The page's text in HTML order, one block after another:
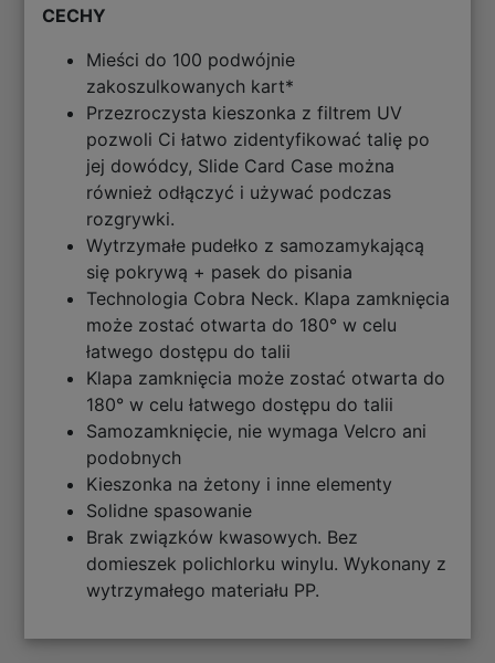
CECHY
Mieści do 100 podwójnie
zakoszulkowanych kart*
Przezroczysta kieszonka z filtrem UV
pozwoli Ci łatwo zidentyfikować talię po
jej dowódcy, Slide Card Case można
również odłączyć i używać podczas
rozgrywki.
Wytrzymałe pudełko z samozamykającą
się pokrywą + pasek do pisania
Technologia Cobra Neck. Klapa zamknięcia
może zostać otwarta do 180° w celu
łatwego dostępu do talii
Klapa zamknięcia może zostać otwarta do
180° w celu łatwego dostępu do talii
Samozamknięcie, nie wymaga Velcro ani
podobnych
Kieszonka na żetony i inne elementy
Solidne spasowanie
Brak związków kwasowych. Bez
domieszek polichlorku winylu. Wykonany z
wytrzymałego materiału PP.